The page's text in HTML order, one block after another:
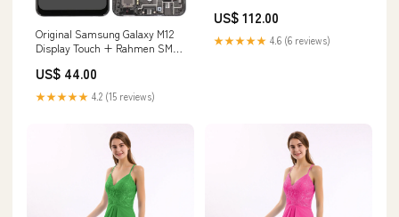
Original Samsung Galaxy M12
Display Touch + Rahmen SM-
US$ 44.00
★★★★★ 4.2 (15 reviews)
US$ 112.00
★★★★★ 4.6 (6 reviews)